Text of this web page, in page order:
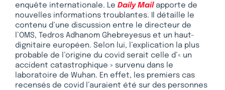
enquête internationale. Le Daily Mailapporte de
nouvelles informations troublantes. Il détaille le
contenu d’une discussion entre le directeur de
l’OMS, Tedros Adhanom Ghebreyesus et un haut-
dignitaire européen. Selon lui, l’explication la plus
probable de l’origine du covid serait celle d’« un
accident catastrophique » survenu dans le
laboratoire de Wuhan. En effet, les premiers cas
recensés de covid l’auraient été sur des personnes